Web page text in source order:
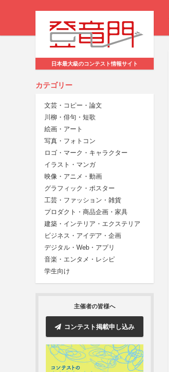
日本最大級のコンテスト情報サイト
カテゴリー
文芸・コピー・論文
川柳・俳句・短歌
絵画・アート
写真・フォトコン
ロゴ・マーク・キャラクター
イラスト・マンガ
映像・アニメ・動画
グラフィック・ポスター
工芸・ファッション・雑貨
プロダクト・商品企画・家具
建築・インテリア・エクステリア
ビジネス・アイデア・企画
デジタル・Web・アプリ
音楽・エンタメ・レシピ
学生向け
主催者の皆様へ
コンテスト掲載申し込み